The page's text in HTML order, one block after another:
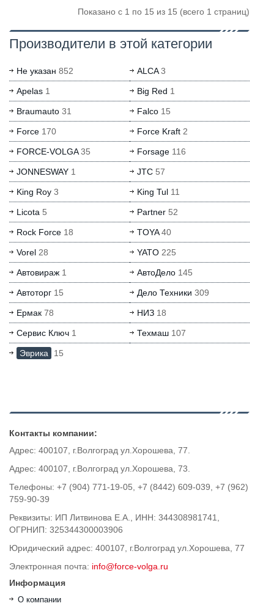
Показано с 1 по 15 из 15 (всего 1 страниц)
Производители в этой категории
Не указан 852 ALCA3
Apelas 1 Big Red 1
Braumauto 31 Falco15
Force 170 Force Kraft2
FORCE-VOLGA35 Forsage116
JONNESWAY 1 JTC57
King Roy 3 King Tul11
Licota 5 Partner52
Rock Force 18 TOYA40
Vorel 28 YATO225
Автовираж 1 АвтоДело145
Автоторг 15 Дело Техники 309
Ермак 78 НИЗ18
Сервис Ключ 1 Техмаш107
Эврика 15
Контакты компании:
Адрес: 400107, г.Волгоград ул.Хорошева, 77.
Адрес: 400107, г.Волгоград ул.Хорошева, 73.
Телефоны: +7 (904) 771-19-05, +7 (8442) 609-039, +7 (962)
759-90-39
Реквизиты: ИП Литвинова Е.А., ИНН: 344308981741,
ОГРНИП: 325344300003906
Юридический адрес: 400107, г.Волгоград ул.Хорошева, 77
Электронная почта: info@force-volga.ru
Информация
О компании